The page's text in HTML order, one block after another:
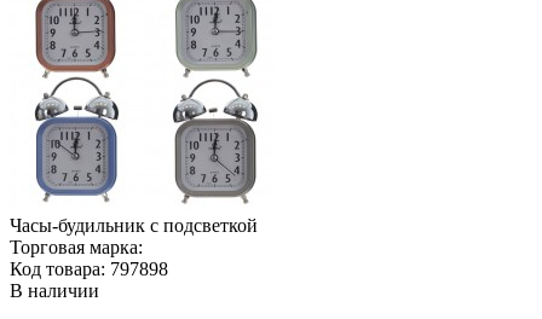
Часы-будильник с подсветкой
Торговая марка:
Код товара: 797898
В наличии